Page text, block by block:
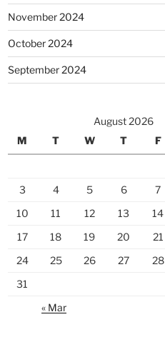
November 2024
October 2024
September 2024
August 2026
M
T W T F
3
4 5 6 7
10
11 12 13 14
17
18 19 20 21
24
25 26 27 28
31
« Mar